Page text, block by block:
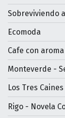
Sobreviviendo
Ecomoda
Cafe con
Monteverde -
Los Tres
Rigo - Novela